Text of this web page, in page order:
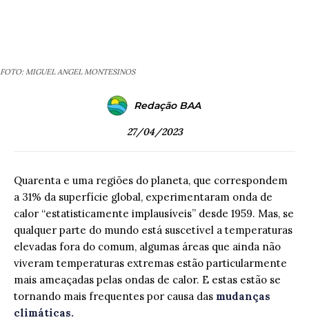
FOTO: MIGUEL ANGEL MONTESINOS
Redação BAA
27/04/2023
Quarenta e uma regiões do planeta, que correspondem
a 31% da superfície global, experimentaram onda de
calor “estatisticamente implausíveis” desde 1959. Mas, se
qualquer parte do mundo está suscetível a temperaturas
elevadas fora do comum, algumas áreas que ainda não
viveram temperaturas extremas estão particularmente
mais ameaçadas pelas ondas de calor. E estas estão se
tornando mais frequentes por causa das mudanças
climáticas.